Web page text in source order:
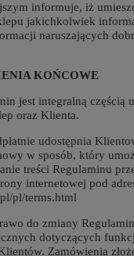
informuje, iż
jakichkolwiek
naruszających
KOŃCOWE
jest integralną częścią
oraz Klienta.
udostępnia
w sposób, który
treści Regulaminu
internetowej pod
pl/terms.html
do zmiany
dotyczących
Zamówienia